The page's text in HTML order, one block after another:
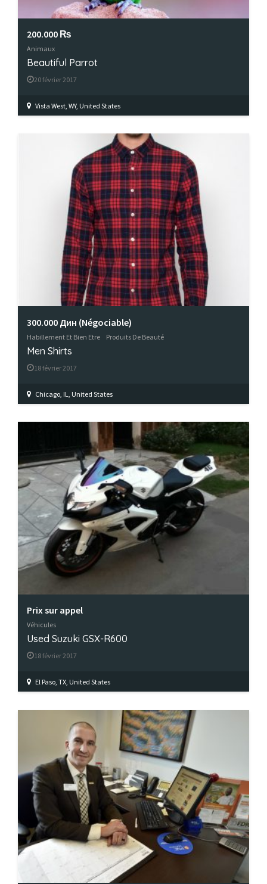
200.000 ₨
Animaux
Beautiful Parrot
20 février 2017
Vista West, WY, United States
300.000 Дин (Négociable)
Habillement Et Bien Etre Produits De Beauté
Men Shirts
18 février 2017
Chicago, IL, United States
Prix ​​sur appel
Véhicules
Used Suzuki GSX-R600
18 février 2017
El Paso, TX, United States